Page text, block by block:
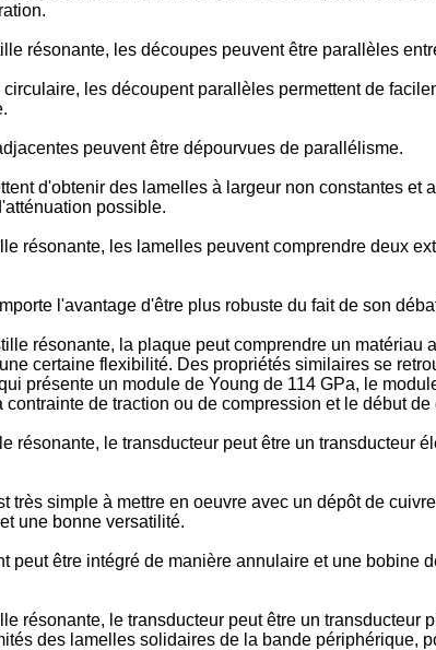
résonante, les découpes peuvent être parallèles
les découpent parallèles permettent de
peuvent être dépourvues de parallélisme.
d'obtenir des lamelles à largeur non constantes
possible.
résonante, les lamelles peuvent comprendre deux
l'avantage d'être plus robuste du fait de son
résonante, la plaque peut comprendre un
certaine flexibilité. Des propriétés similaires se
présente un module de Young de 114 GPa, le
de traction ou de compression et le début
résonante, le transducteur peut être un transducteur
très simple à mettre en oeuvre avec un dépôt de
une bonne versatilité.
peut être intégré de manière annulaire et une bobine
résonante, le transducteur peut être un
des lamelles solidaires de la bande périphérique,